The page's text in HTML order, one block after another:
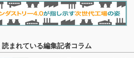
読まれている編集記者コラム